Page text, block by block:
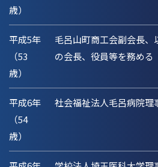
歳）
平成5年
（53
歳）
毛呂山町商工会副会長、
の会長、役員等を務める
平成6年
（54
歳）
社会福祉法人毛呂病院理